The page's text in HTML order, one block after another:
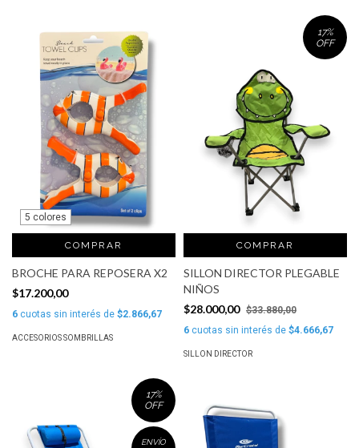
5 colores
COMPRAR
BROCHE PARA REPOSERA X2
$17.200,00
6 cuotas sin interés de $2.866,67
ACCESORIOS SOMBRILLAS
17%
OFF
COMPRAR
SILLON DIRECTOR PLEGABLE
NIÑOS
$28.000,00 $33.880,00
6 cuotas sin interés de $4.666,67
SILLON DIRECTOR
17%
OFF
ENVÍO